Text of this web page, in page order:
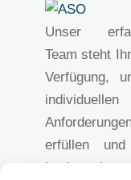
Unser
Team steht
Verfügung,
individuellen
erfüllen
hochwertige